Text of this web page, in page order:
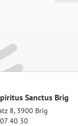
Sanctus Brig
8, 3900 Brig
40 30